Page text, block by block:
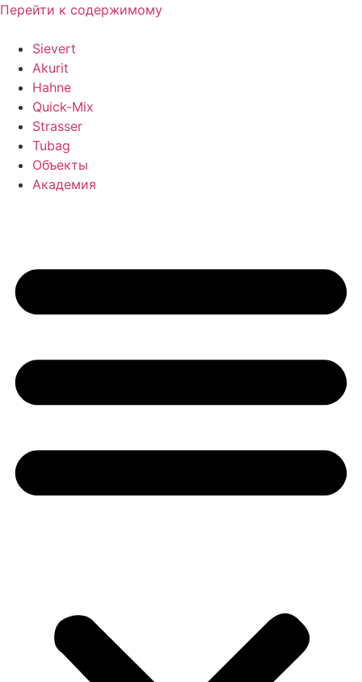
Перейти к содержимому
Sievert
Akurit
Hahne
Quick-Mix
Strasser
Tubag
Объекты
Академия